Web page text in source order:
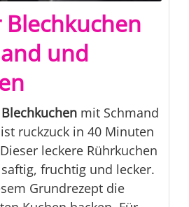
Blechkuchen
und
mit Schmand
ruckzuck in 40 Minuten
leckere Rührkuchen
fruchtig und lecker.
Grundrezept die